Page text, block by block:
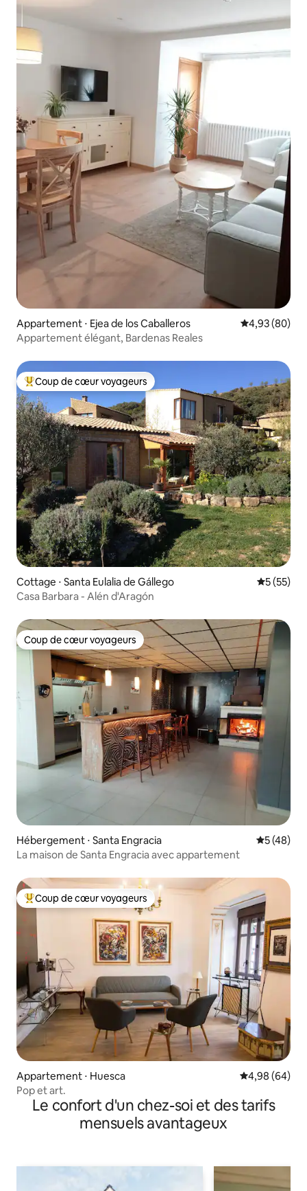
Appartement ⋅ Ejea de los Caballeros Évaluation
4,93 (80)
Appartement élégant, Bardenas Reales
Coups de cœur voyageurs les plus appréciés
Coup de cœur voyageurs
Cottage ⋅ Santa Eulalia de Gállego
5 (55)
Casa Barbara - Alén d'Aragón
Coup de cœur voyageurs
Coup de cœur voyageurs
Hébergement ⋅ Santa Engracia
5 (48)
La maison de Santa Engracia avec appartement
Coups de cœur voyageurs les plus appréciés
Coup de cœur voyageurs
Appartement ⋅ Huesca Évaluation
4,98 (64)
Pop et art.
Le confort d'un chez-soi et des tarifs
mensuels avantageux